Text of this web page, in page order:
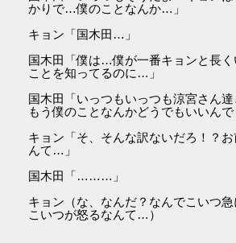
かりで…僕のことなんか…」
キョン「国木田…」
国木田「僕は…僕が一番キョンと長
ことを知ってるのに…」
国木田「いっつもいっつも涼宮さん
もう僕のことなんかどうでもいいんで
キョン「そ、そんな訳ないだろ！？
んて…」
国木田「………」
キョン（な、なんだ？なんでこいつ
こいつが怒るなんて…）